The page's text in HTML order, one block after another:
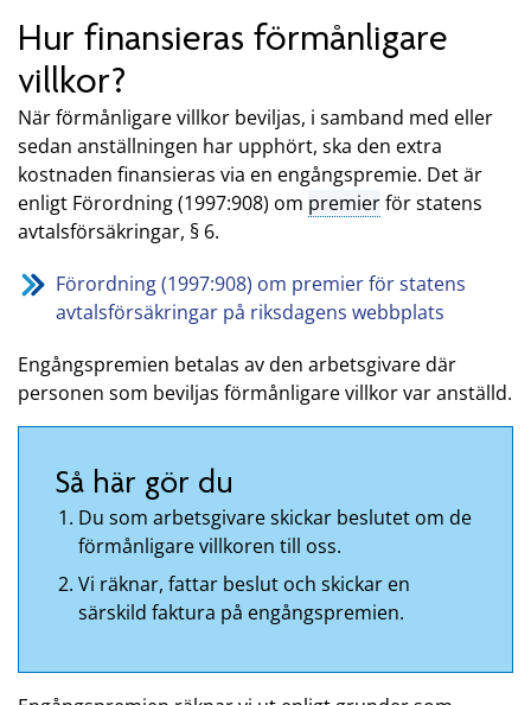
Hur finansieras förmånligare
villkor?
När förmånligare villkor beviljas, i samband med eller
sedan anställningen har upphört, ska den extra
kostnaden finansieras via en engångspremie. Det är
enligt Förordning (1997:908) om premierför statens
avtalsförsäkringar, § 6.
Förordning (1997:908) om premier för statens
avtalsförsäkringar på riksdagens webbplats
Engångspremien betalas av den arbetsgivare där
personen som beviljas förmånligare villkor var anställd.
Så här gör du
Du som arbetsgivare skickar beslutet om de
förmånligare villkoren till oss.
Vi räknar, fattar beslut och skickar en
särskild faktura på engångspremien.